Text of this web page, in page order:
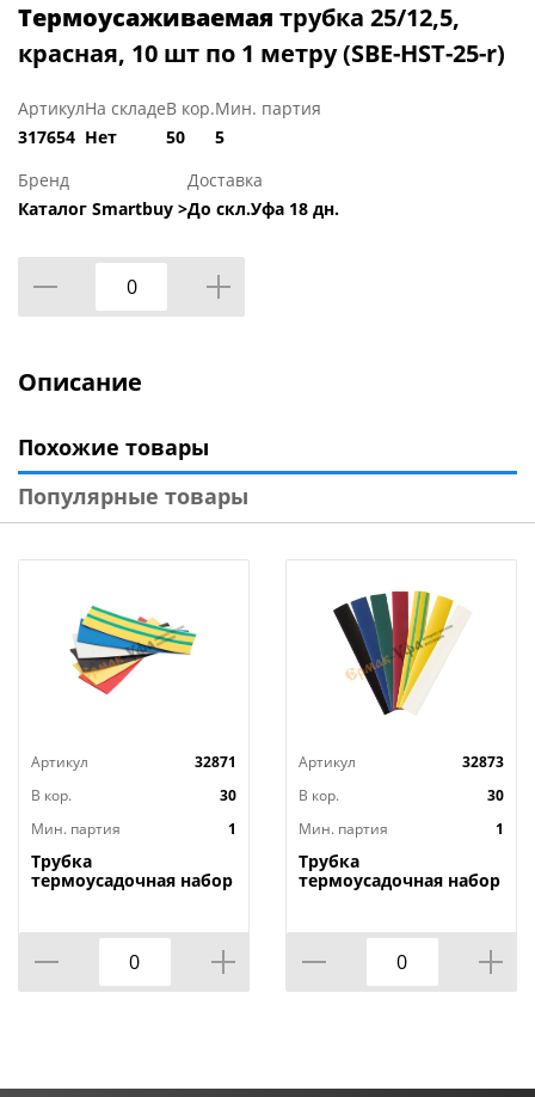
Термоусаживаемая трубка 25/12,5,
красная, 10 шт по 1 метру (SBE-HST-25-r)
Артикул
317654
На складе
Нет
В кор.
50
Мин. партия
5
Бренд
Каталог Smartbuy >
Доставка
До скл.Уфа 18 дн.
Описание
Похожие товары
Популярные товары
Артикул
32871
В кор.
30
Мин. партия
1
Трубка
термоусадочная набор
100мм, 1/10
Артикул
32873
В кор.
30
Мин. партия
1
Трубка
термоусадочная набор
100мм, 1/10